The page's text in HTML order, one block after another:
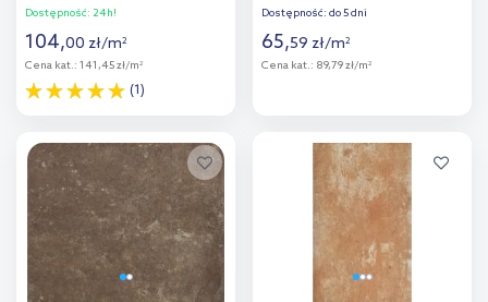
Dostępność: 24h!
104,00 zł/m2
Cena kat.: 141,45 zł/m2
(1)
Dodaj do
porównania
Dostępność: do 5 dni
65,59 zł/m2
Cena kat.: 89,79 zł/m2
Dodaj do
porównania